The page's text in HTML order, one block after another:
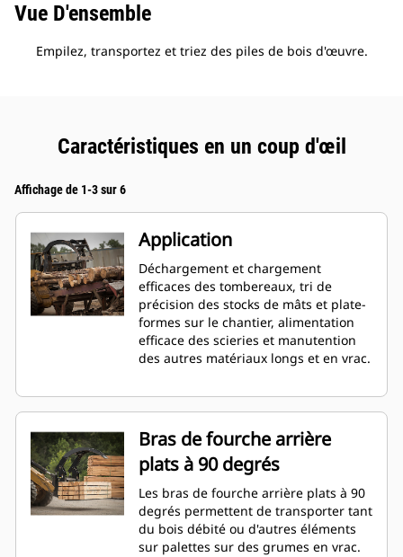
Vue D'ensemble
Empilez, transportez et triez des piles de bois d'œuvre.
Caractéristiques en un coup d'œil
Affichage de 1-3 sur 6
Application
Déchargement et chargement
efficaces des tombereaux, tri de
précision des stocks de mâts et plate-
formes sur le chantier, alimentation
efficace des scieries et manutention
des autres matériaux longs et en vrac.
Bras de fourche arrière
plats à 90 degrés
Les bras de fourche arrière plats à 90
degrés permettent de transporter tant
du bois débité ou d'autres éléments
sur palettes sur des grumes en vrac.